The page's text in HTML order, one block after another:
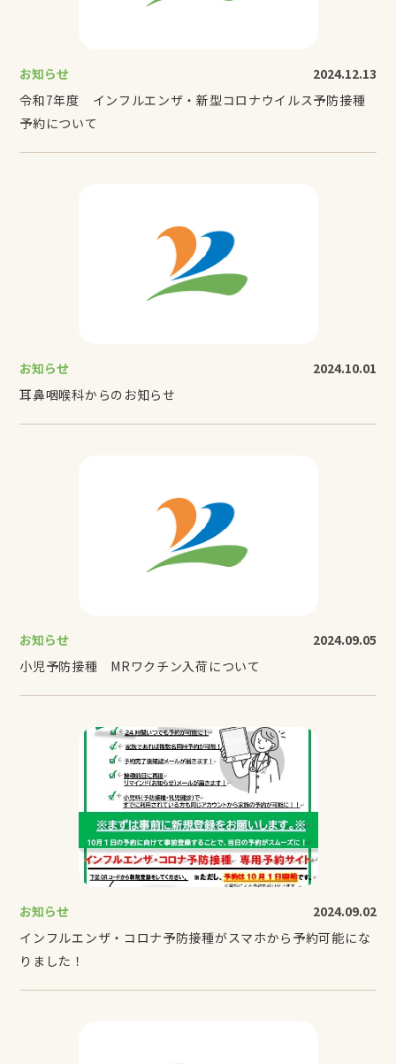
お知らせ
2024.12.13
令和7年度 インフルエンザ・新型コロナウイルス予防接種
予約について
お知らせ
2024.10.01
耳鼻咽喉科からのお知らせ
お知らせ
2024.09.05
小児予防接種 MRワクチン入荷について
お知らせ
2024.09.02
インフルエンザ・コロナ予防接種がスマホから予約可能にな
りました！